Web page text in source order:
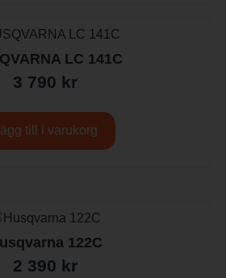
LC 141C
3 790 kr
Lägg till i varukorg
122C
2 390 kr